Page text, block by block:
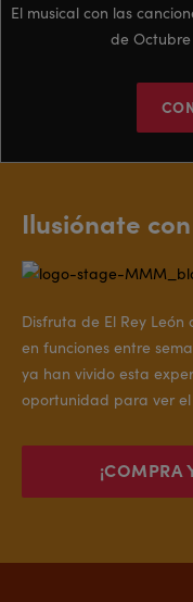
El musical con las
de
Disfruta de El Rey León
en funciones entre
ya han vivido esta
oportunidad para ver
¡COMPRA
Ilusiónate